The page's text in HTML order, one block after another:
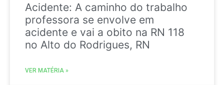
Acidente: A caminho do trabalho
professora se envolve em
acidente e vai a obito na RN 118
no Alto do Rodrigues, RN
VER MATÉRIA »